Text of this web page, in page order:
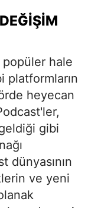
popüler hale
platformların
heyecan
gibi
dünyasının
ve yeni